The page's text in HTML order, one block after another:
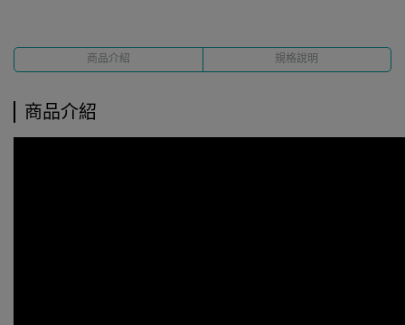
商品介紹 規格說明
商品介紹